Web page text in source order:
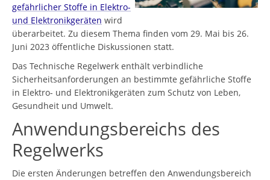
gefährlicher Stoffe in Elektro-
und Elektronikgeräten wird
überarbeitet. Zu diesem Thema finden vom 29. Mai bis 26.
Juni 2023 öffentliche Diskussionen statt.
Das Technische Regelwerk enthält verbindliche
Sicherheitsanforderungen an bestimmte gefährliche Stoffe
in Elektro- und Elektronikgeräten zum Schutz von Leben,
Gesundheit und Umwelt.
Anwendungsbereichs des
Regelwerks
Die ersten Änderungen betreffen den Anwendungsbereich